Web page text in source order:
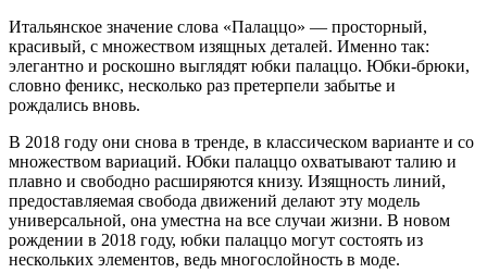
Итальянское значение слова «Палаццо» — просторный,
красивый, с множеством изящных деталей. Именно так:
элегантно и роскошно выглядят юбки палаццо. Юбки-брюки,
словно феникс, несколько раз претерпели забытье и
рождались вновь.
В 2018 году они снова в тренде, в классическом варианте и со
множеством вариаций. Юбки палаццо охватывают талию и
плавно и свободно расширяются книзу. Изящность линий,
предоставляемая свобода движений делают эту модель
универсальной, она уместна на все случаи жизни. В новом
рождении в 2018 году, юбки палаццо могут состоять из
нескольких элементов, ведь многослойность в моде.